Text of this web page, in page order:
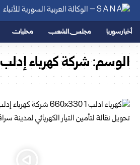
أخبار سوريا مجلس الشعب محليات
الوسم:شركة كهرباء إدلب